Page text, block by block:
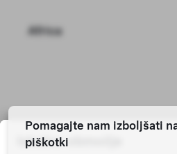
Africa
Iskalno območje
Pomagajte nam izboljšati
piškotki